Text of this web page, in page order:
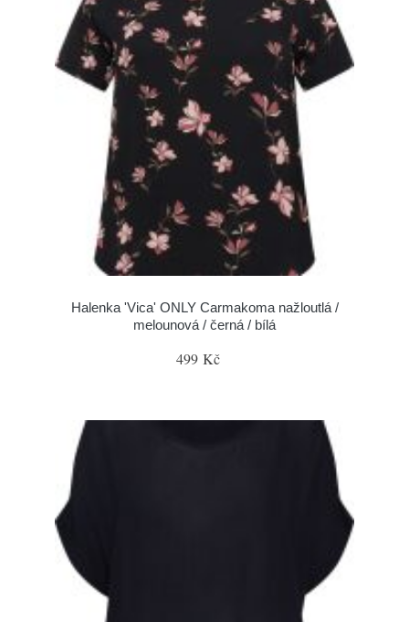
Halenka 'Vica' ONLY Carmakoma nažloutlá /
melounová / černá / bílá
499 Kč